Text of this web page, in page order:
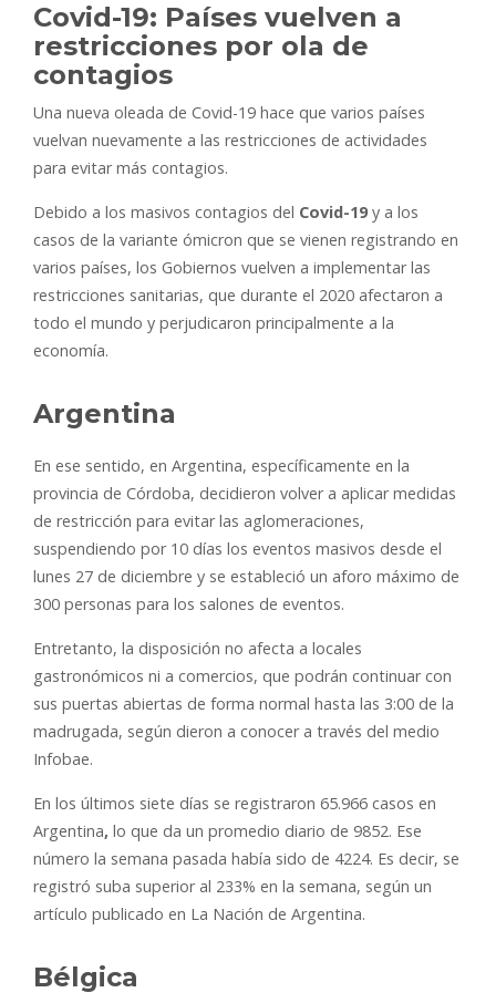
Covid-19: Países vuelven a
restricciones por ola de
contagios
Una nueva oleada de Covid-19 hace que varios países
vuelvan nuevamente a las restricciones de actividades
para evitar más contagios.
Debido a los masivos contagios del Covid-19y a los
casos de la variante ómicron que se vienen registrando en
varios países, los Gobiernos vuelven a implementar las
restricciones sanitarias, que durante el 2020 afectaron a
todo el mundo y perjudicaron principalmente a la
economía.
Argentina
En ese sentido, en Argentina, específicamente en la
provincia de Córdoba, decidieron volver a aplicar medidas
de restricción para evitar las aglomeraciones,
suspendiendo por 10 días los eventos masivos desde el
lunes 27 de diciembre y se estableció un aforo máximo de
300 personas para los salones de eventos.
Entretanto, la disposición no afecta a locales
gastronómicos ni a comercios, que podrán continuar con
sus puertas abiertas de forma normal hasta las 3:00 de la
madrugada, según dieron a conocer a través del medio
Infobae.
En los últimos siete días se registraron 65.966 casos en
Argentina, lo que da un promedio diario de 9852. Ese
número la semana pasada había sido de 4224. Es decir, se
registró suba superior al 233% en la semana, según un
artículo publicado en La Nación de Argentina.
Bélgica